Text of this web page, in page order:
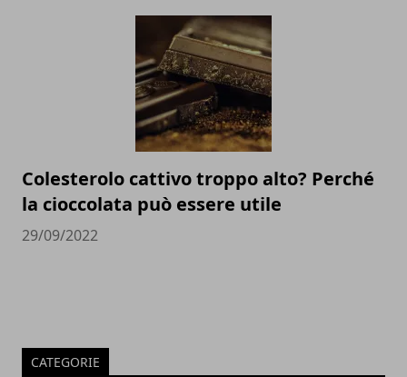
Colesterolo cattivo troppo alto? Perché
la cioccolata può essere utile
29/09/2022
CATEGORIE